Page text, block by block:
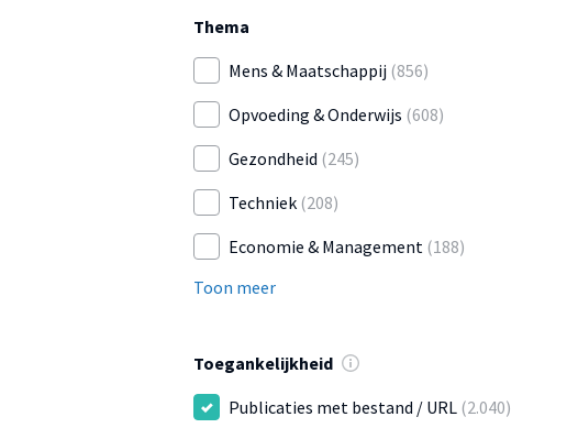
Thema
Mens & Maatschappij (856)
Opvoeding & Onderwijs (608)
Gezondheid (245)
Techniek (208)
Economie & Management (188)
Toon meer
Toegankelijkheid
Publicaties met bestand / URL (2.040)